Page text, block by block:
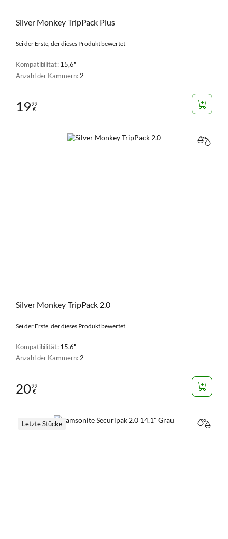
Silver Monkey TripPack Plus
Sei der Erste, der dieses Produkt bewertet
Kompatibilität: 15,6"
Anzahl der Kammern: 2
1999
€
Silver Monkey TripPack 2.0
Sei der Erste, der dieses Produkt bewertet
Kompatibilität: 15,6"
Anzahl der Kammern: 2
2099
€
Letzte Stücke